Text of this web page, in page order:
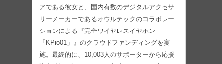
アである彼女と、国内有数のデジタルアクセサ
リーメーカーであるオウルテックのコラボレー
ションによる『完全ワイヤレスイヤホン
「KPro01」』のクラウドファンディングを実
施。最終的に、10,003人のサポーターから応援